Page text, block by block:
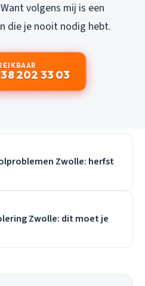
volgens mij is een
die je nooit nodig hebt.
202 33 03
Zwolle: herfst
Zwolle: dit moet je